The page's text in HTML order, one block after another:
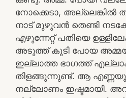
നോക്കെടാ, അല്ലെങ്കിൽ
നാട് മുഴുവൻ തെണ്ടി
എഴുന്നേറ്റ് പതിയെ
അടുത്ത് കൂടി പോയ
ഇല്ലാത്ത ഭാഗത്ത്
തിളങ്ങുന്നുണ്ട്. ആ
നല്ലോണം ഇഷ്ടമായി.